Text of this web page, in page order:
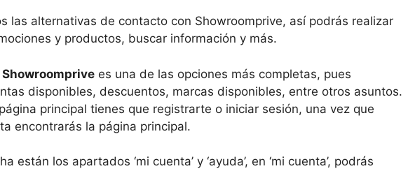
las alternativas de contacto con Showroomprive, así podrás realizar
y productos, buscar información y más.
es una de las opciones más completas, pues
disponibles, descuentos, marcas disponibles, entre otros asuntos.
principal tienes que registrarte o iniciar sesión, una vez que
encontrarás la página principal.
están los apartados ‘mi cuenta’ y ‘ayuda’, en ‘mi cuenta’, podrás